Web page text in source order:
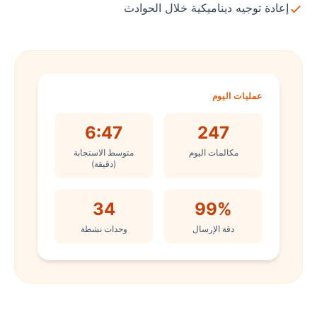
إعادة توجيه ديناميكية خلال الحوادث
عمليات اليوم
247
مكالمات اليوم
6:47
متوسط الاستجابة
(دقيقة)
99%
دقة الإرسال
34
وحدات نشطة